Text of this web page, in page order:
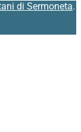
di Sermoneta.